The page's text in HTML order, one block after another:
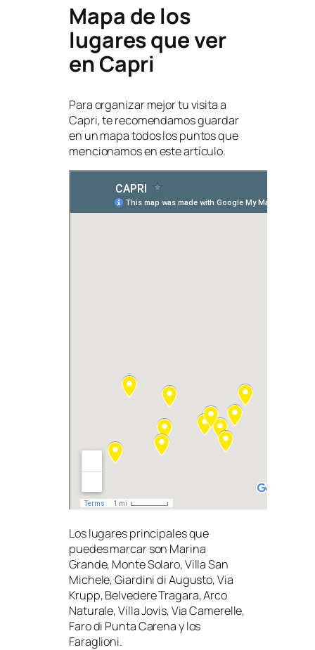
Mapa de los
lugares que ver
en Capri
Para organizar mejor tu visita a
Capri, te recomendamos guardar
en un mapa todos los puntos que
mencionamos en este artículo.
Los lugares principales que
puedes marcar son Marina
Grande, Monte Solaro, Villa San
Michele, Giardini di Augusto, Via
Krupp, Belvedere Tragara, Arco
Naturale, Villa Jovis, Via Camerelle,
Faro di Punta Carena y los
Faraglioni.